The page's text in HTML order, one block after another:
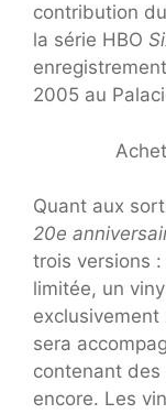
contribution
la série HBO
2005 au
Quant aux
20e
trois versions
limitée, un
sera
contenant
encore. Les